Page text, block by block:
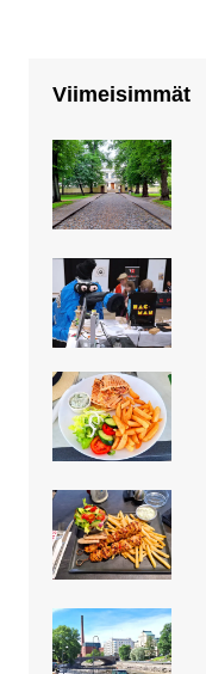
Viimeisimmät